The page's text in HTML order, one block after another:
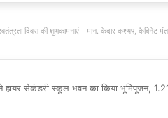
दिवस की शुभकामनाएं - मान. केदार कश्यप, कैबिनेट
हायर सेकंडरी स्कूल भवन का किया भूमिपूजन,